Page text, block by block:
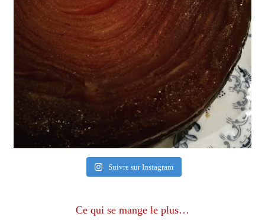
Suivre sur Instagram
Ce qui se mange le plus…